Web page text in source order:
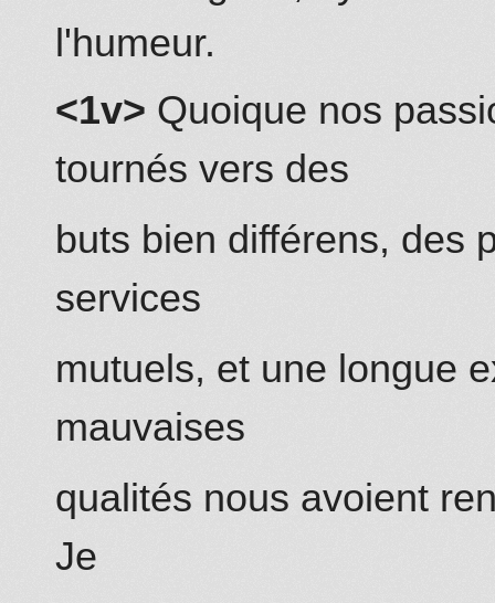
l'humeur.
<1v> Quoique nos
tournés vers des
buts bien différens, des
services
mutuels, et une longue
mauvaises
qualités nous avoient
Je